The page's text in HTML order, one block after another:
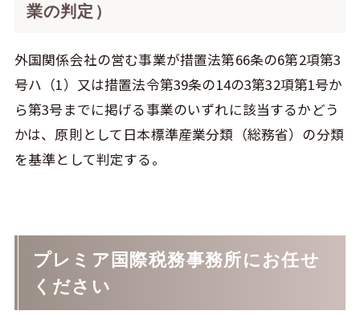
業の判定）
外国関係会社の営む事業が措置法第66条の6第2項第3
号ハ（1）又は措置法令第39条の14の3第32項第1号か
ら第3号までに掲げる事業のいずれに該当するかどう
かは、原則として日本標準産業分類（総務省）の分類
を基準として判定する。
プレミア国際税務事務所にお任せ
ください